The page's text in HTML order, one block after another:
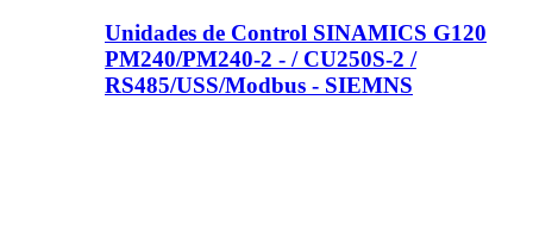
Unidades de Control SINAMICS G120
PM240/PM240-2 - / CU250S-2 /
RS485/USS/Modbus - SIEMNS